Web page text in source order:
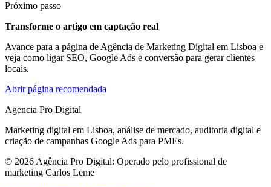
Próximo passo
Transforme o artigo em captação real
Avance para a página de Agência de Marketing Digital em Lisboa e
veja como ligar SEO, Google Ads e conversão para gerar clientes
locais.
Abrir página recomendada
Agencia Pro Digital
Marketing digital em Lisboa, análise de mercado, auditoria digital e
criação de campanhas Google Ads para PMEs.
© 2026 Agência Pro Digital: Operado pelo profissional de
marketing Carlos Leme